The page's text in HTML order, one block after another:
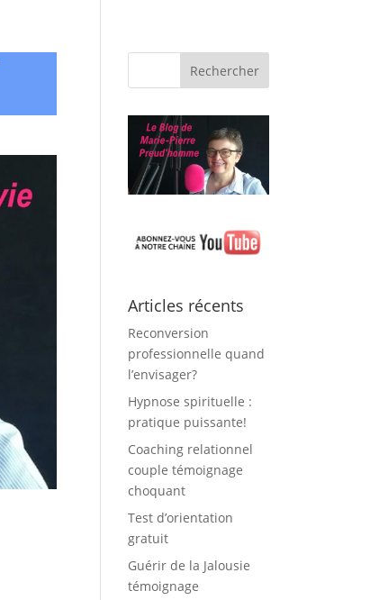
Articles récents
Reconversion
professionnelle quand
l’envisager?
Hypnose spirituelle :
pratique puissante!
Coaching relationnel
couple témoignage
choquant
Test d’orientation
gratuit
Guérir de la Jalousie
témoignage